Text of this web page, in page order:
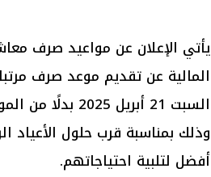
يأتي الإعلان عن مواعيد صرف
السبت 21
وذلك بمناسبة قرب حلول الأعياد
أفضل لتلبية احتياجاتهم.